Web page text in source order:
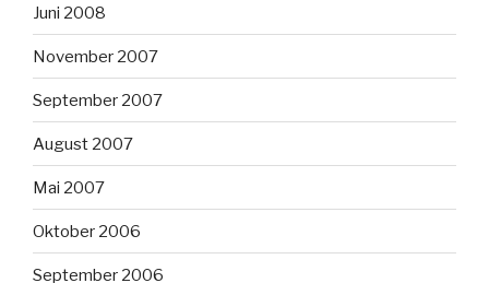
Juni 2008
November 2007
September 2007
August 2007
Mai 2007
Oktober 2006
September 2006